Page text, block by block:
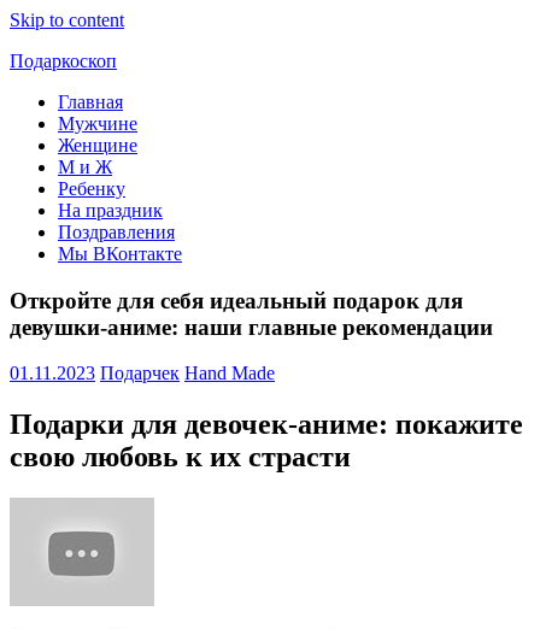
Skip to content
Подаркоскоп
Поможем
выбрать
подарить
Главная
Мужчине
Женщине
М и Ж
Ребенку
На праздник
Поздравления
Мы ВКонтакте
Откройте для себя идеальный подарок для
девушки-аниме: наши главные рекомендации
01.11.2023 Подарчек Hand Made
Подарки для девочек-аниме: покажите
свою любовь к их страсти